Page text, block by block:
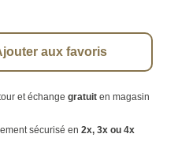
aux favoris
et échange gratuiten magasin
sécurisé en 2x, 3x ou 4x